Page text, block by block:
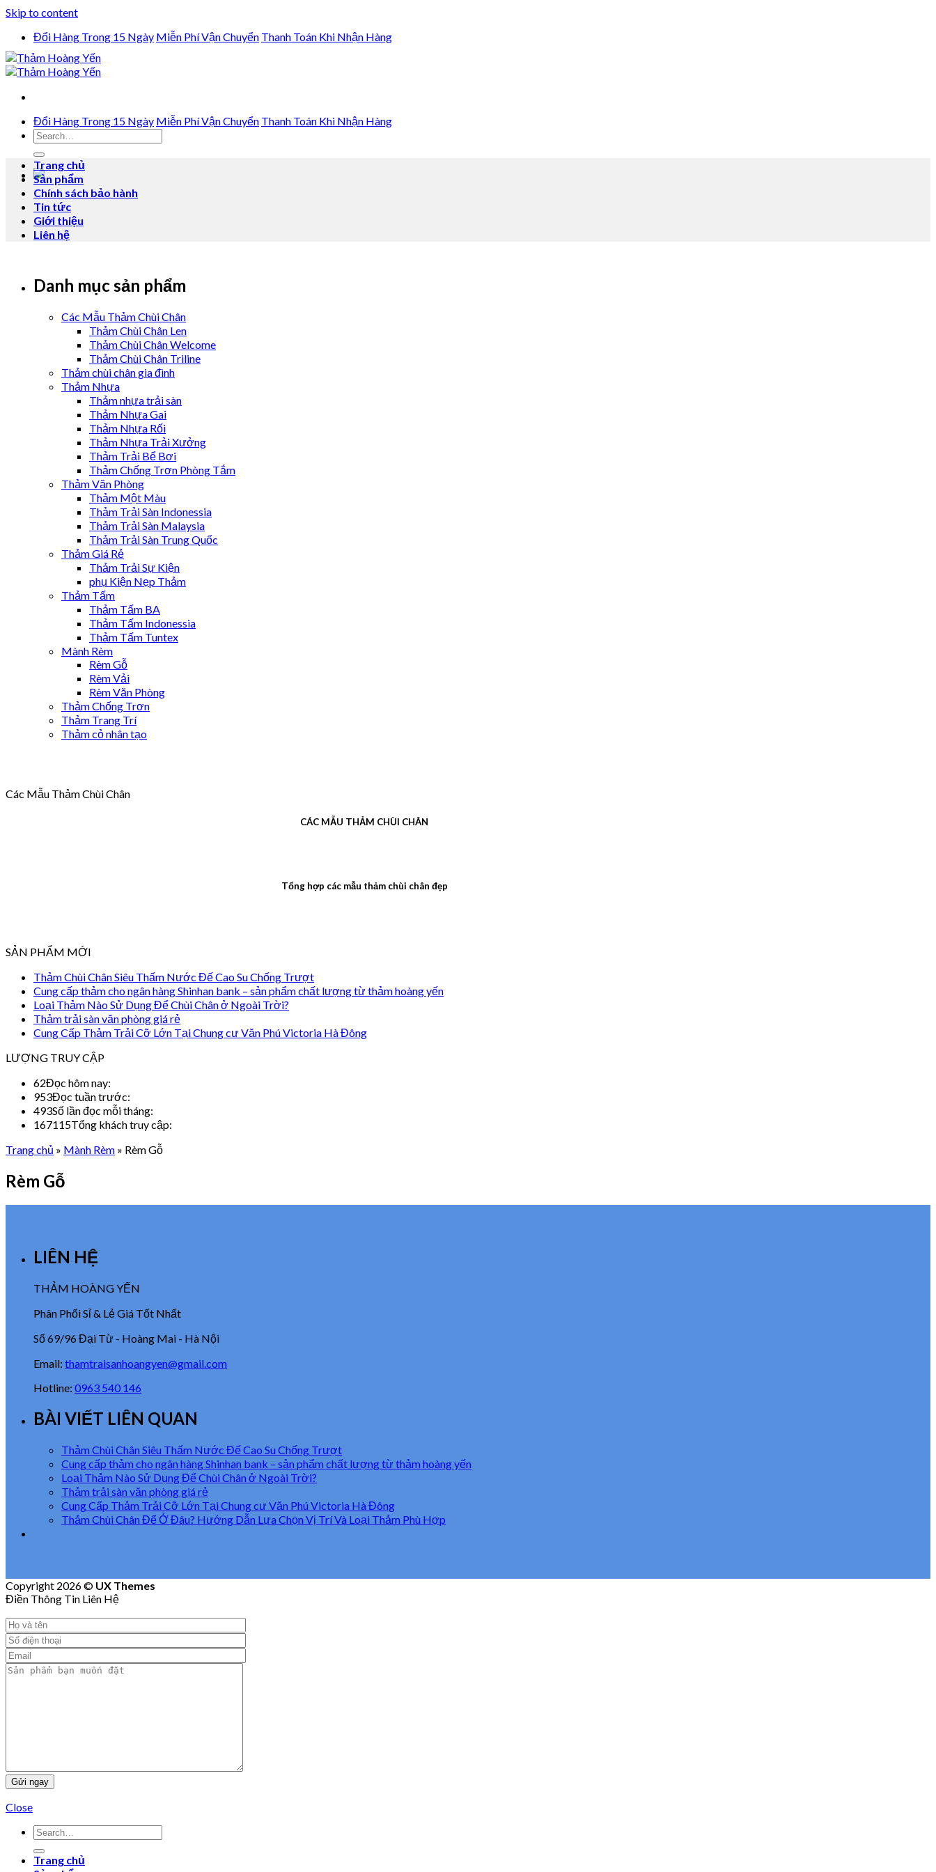
Skip to content
Đổi Hàng Trong 15 Ngày Miễn Phí Vận Chuyển Thanh Toán Khi Nhận Hàng
Đổi Hàng Trong 15 Ngày Miễn Phí Vận Chuyển Thanh Toán Khi Nhận Hàng
Trang chủ
Sản phẩm
Chính sách bảo hành
Tin tức
Giới thiệu
Liên hệ
Danh mục sản phẩm
Các Mẫu Thảm Chùi Chân
Thảm Chùi Chân Len
Thảm Chùi Chân Welcome
Thảm Chùi Chân Triline
Thảm chùi chân gia đình
Thảm Nhựa
Thảm nhựa trải sàn
Thảm Nhựa Gai
Thảm Nhựa Rối
Thảm Nhựa Trải Xưởng
Thảm Trải Bể Bơi
Thảm Chống Trơn Phòng Tắm
Thảm Văn Phòng
Thảm Một Màu
Thảm Trải Sàn Indonessia
Thảm Trải Sàn Malaysia
Thảm Trải Sàn Trung Quốc
Thảm Giá Rẻ
Thảm Trải Sự Kiện
phụ Kiện Nẹp Thảm
Thảm Tấm
Thảm Tấm BA
Thảm Tấm Indonessia
Thảm Tấm Tuntex
Mành Rèm
Rèm Gỗ
Rèm Vải
Rèm Văn Phòng
Thảm Chống Trơn
Thảm Trang Trí
Thảm cỏ nhân tạo
Các Mẫu Thảm Chùi Chân
CÁC MẪU THẢM CHÙI CHÂN
Tổng hợp các mẫu thảm chùi chân đẹp
SẢN PHẨM MỚI
Thảm Chùi Chân Siêu Thấm Nước Đế Cao Su Chống Trượt
Cung cấp thảm cho ngân hàng Shinhan bank – sản phẩm chất lượng từ thảm hoàng yến
Loại Thảm Nào Sử Dụng Để Chùi Chân ở Ngoài Trời?
Thảm trải sàn văn phòng giá rẻ
Cung Cấp Thảm Trải Cỡ Lớn Tại Chung cư Văn Phú Victoria Hà Đông
LƯỢNG TRUY CẬP
62Đọc hôm nay:
953Đọc tuần trước:
493Số lần đọc mỗi tháng:
167115Tổng khách truy cập:
Trang chủ » Mành Rèm » Rèm Gỗ
Rèm Gỗ
LIÊN HỆ
THẢM HOÀNG YẾN
Phân Phối Sỉ & Lẻ Giá Tốt Nhất
Số 69/96 Đại Từ - Hoàng Mai - Hà Nội
Email: thamtraisanhoangyen@gmail.com
Hotline: 0963 540 146
BÀI VIẾT LIÊN QUAN
Thảm Chùi Chân Siêu Thấm Nước Đế Cao Su Chống Trượt
Cung cấp thảm cho ngân hàng Shinhan bank – sản phẩm chất lượng từ thảm hoàng yến
Loại Thảm Nào Sử Dụng Để Chùi Chân ở Ngoài Trời?
Thảm trải sàn văn phòng giá rẻ
Cung Cấp Thảm Trải Cỡ Lớn Tại Chung cư Văn Phú Victoria Hà Đông
Thảm Chùi Chân Để Ở Đâu? Hướng Dẫn Lựa Chọn Vị Trí Và Loại Thảm Phù Hợp
Copyright 2026 © UX Themes
Điền Thông Tin Liên Hệ
Close
Trang chủ